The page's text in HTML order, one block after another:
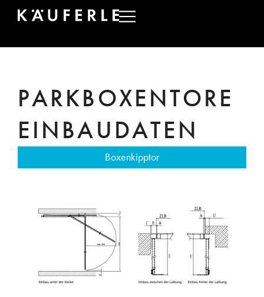
PARKBOXENTORE
EINBAUDATEN
Boxenkipptor